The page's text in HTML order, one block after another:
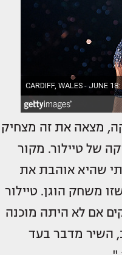
מצאה את זה מצחיק
של טיילור. מקור
שהיא אוהבת את
משחק הוגן. טיילור
אם לא היתה מוכנה
השיר מדבר בעד